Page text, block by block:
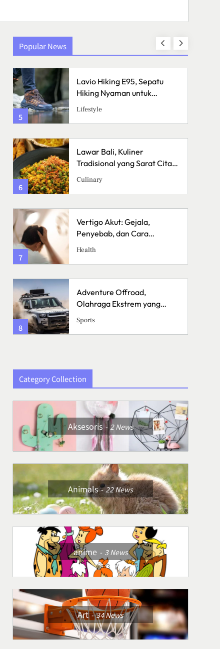
Popular News
5
Lavio Hiking E95, Sepatu
Hiking Nyaman untuk
Petualangan
Lifestyle
6
Lawar Bali, Kuliner
Tradisional yang Sarat Cita
Rasa
Culinary
7
Vertigo Akut: Gejala,
Penyebab, dan Cara
Menanganinya
Health
8
Adventure Offroad,
Olahraga Ekstrem yang
Sports
Category Collection
Aksesoris 2News
Animals 22News
anime 3News
Art 34News